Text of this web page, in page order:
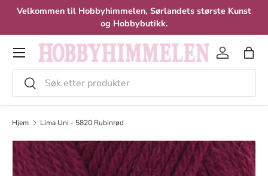
Velkommen til Hobbyhimmelen, Sørlandets største Kunst
og Hobbybutikk.
Meny
Søk
Velg
Logg inn
Hjem Lima Uni - 5820 Rubinrød